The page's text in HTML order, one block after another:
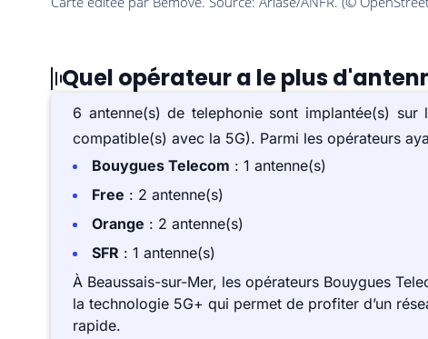
Quel opérateur a le plus
6 antenne(s) de telephonie sont implantée(s)
compatible(s) avec la 5G). Parmi les opérateurs
Bouygues Telecom : 1 antenne(s)
Free : 2 antenne(s)
Orange : 2 antenne(s)
SFR : 1 antenne(s)
À Beaussais-sur-Mer, les opérateurs Bouygues
la technologie 5G+ qui permet de profiter d’un
rapide.